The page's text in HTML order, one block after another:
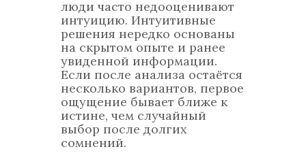
люди часто недооценивают
интуицию. Интуитивные
решения нередко основаны
на скрытом опыте и ранее
увиденной информации.
Если после анализа остаётся
несколько вариантов, первое
ощущение бывает ближе к
истине, чем случайный
выбор после долгих
сомнений.